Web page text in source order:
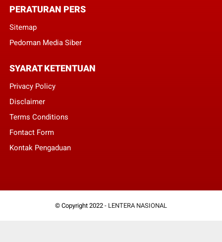
PERATURAN PERS
Sitemap
Pedoman Media Siber
SYARAT KETENTUAN
Privacy Policy
Disclaimer
Terms Conditions
Fontact Form
Kontak Pengaduan
© Copyright 2022 - LENTERA NASIONAL